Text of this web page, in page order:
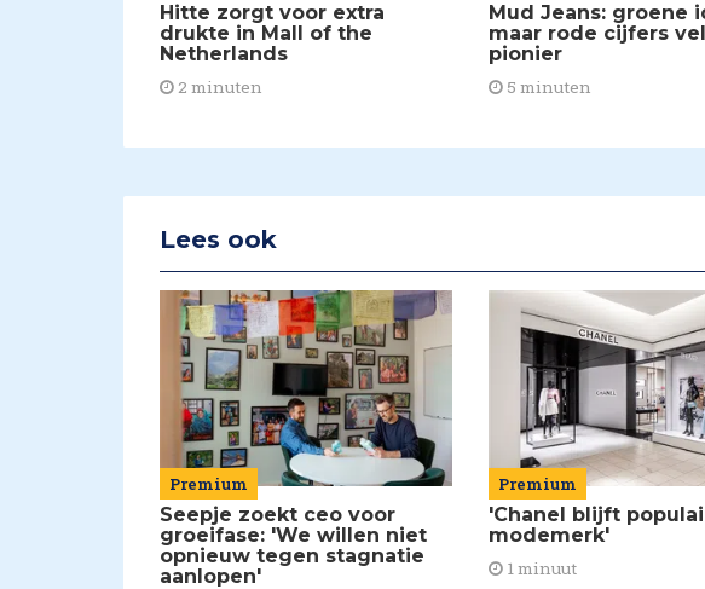
Hitte zorgt voor extra
drukte in Mall of the
Netherlands
2 minuten
Mud Jeans: groene
maar rode cijfers
pionier
5 minuten
Lees ook
Premium
Seepje zoekt ceo voor
groeifase: 'We willen niet
opnieuw tegen stagnatie
aanlopen'
Premium
'Chanel blijft
modemerk'
1 minuut